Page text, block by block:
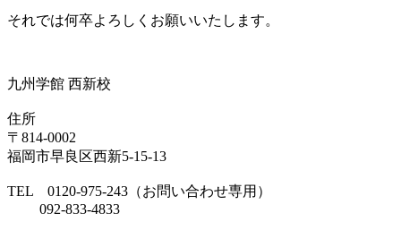
それでは何卒よろしくお願いいたします。
九州学館 西新校
住所
〒814-0002
福岡市早良区西新5-15-13
TEL 0120-975-243（お問い合わせ専用）
092-833-4833